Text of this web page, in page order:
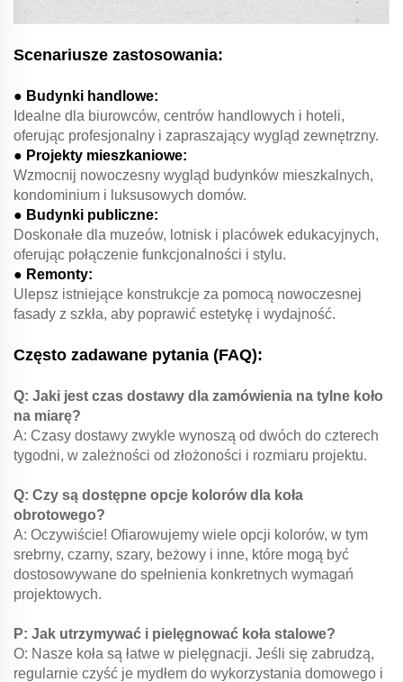
Scenariusze zastosowania:
● Budynki handlowe:
Idealne dla biurowców, centrów handlowych i hoteli,
oferując profesjonalny i zapraszający wygląd zewnętrzny.
● Projekty mieszkaniowe:
Wzmocnij nowoczesny wygląd budynków mieszkalnych,
kondominium i luksusowych domów.
● Budynki publiczne:
Doskonałe dla muzeów, lotnisk i placówek edukacyjnych,
oferując połączenie funkcjonalności i stylu.
● Remonty:
Ulepsz istniejące konstrukcje za pomocą nowoczesnej
fasady z szkła, aby poprawić estetykę i wydajność.
Często zadawane pytania (FAQ):
Q: Jaki jest czas dostawy dla zamówienia na tylne koło
na miarę?
A: Czasy dostawy zwykle wynoszą od dwóch do czterech
tygodni, w zależności od złożoności i rozmiaru projektu.
Q: Czy są dostępne opcje kolorów dla koła
obrotowego?
A: Oczywiście! Ofiarowujemy wiele opcji kolorów, w tym
srebrny, czarny, szary, beżowy i inne, które mogą być
dostosowywane do spełnienia konkretnych wymagań
projektowych.
P: Jak utrzymywać i pielęgnować koła stalowe?
O: Nasze koła są łatwe w pielęgnacji. Jeśli się zabrudzą,
regularnie czyść je mydłem do wykorzystania domowego i